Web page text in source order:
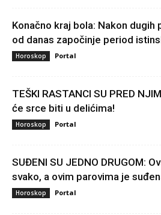
Konačno kraj bola: Nakon dugih
od danas započinje period
Horoskop Portal
TEŠKI RASTANCI SU PRED
će srce biti u delićima!
Horoskop Portal
SUĐENI SU JEDNO DRUGOM:
svako, a ovim parovima je
Horoskop Portal